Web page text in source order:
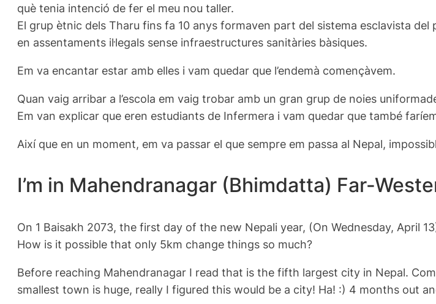
què tenia intenció de fer el meu nou taller.
El grup ètnic dels Tharu fins fa 10 anys formaven part del sistema esclavista
en assentaments il·legals sense infraestructures sanitàries bàsiques.
Em va encantar estar amb elles i vam quedar que l’endemà començàvem.
Quan vaig arribar a l’escola em vaig trobar amb un gran grup de noies
Em van explicar que eren estudiants de Infermera i vam quedar que també
Així que en un moment, em va passar el que sempre em passa al Nepal,
I’m in Mahendranagar (Bhimdatta) Far-
On 1 Baisakh 2073, the first day of the new Nepali year, (On Wednesday, April
How is it possible that only 5km change things so much?
Before reaching Mahendranagar I read that is the fifth largest city in Nepal.
smallest town is huge, really I figured this would be a city! Ha! :) 4 months out